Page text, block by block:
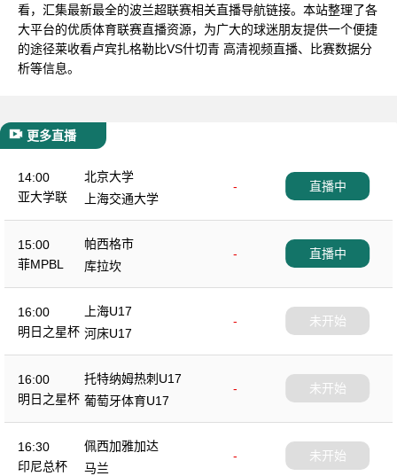
看，汇集最新最全的波兰超联赛相关直播导航链接。本站整理了各
大平台的优质体育联赛直播资源，为广大的球迷朋友提供一个便捷
的途径莱收看卢宾扎格勒比VS什切青 高清视频直播、比赛数据分
析等信息。
更多直播
14:00
亚大学联
北京大学
-
上海交通大学
直播中
15:00
菲MPBL
帕西格市
-
库拉坎
直播中
16:00
明日之星杯
上海U17
-
河床U17
未开始
16:00
明日之星杯
托特纳姆热刺U17
-
葡萄牙体育U17
未开始
16:30
印尼总杯
佩西加雅加达
-
马兰
未开始